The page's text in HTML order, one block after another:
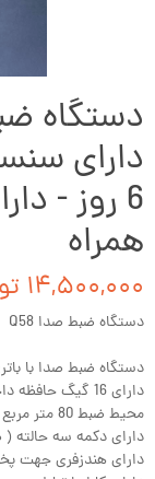
دارای
6 روز -
همراه
۱۴,۵۰۰,۰۰۰ تومان
دستگاه ضبط صدا Q58
دستگاه ضبط صدا با باتری 6 روز
دارای 16 گیگ حافظه داخلی
محیط ضبط 80 متر مربع
دارای دکمه سه حالته
دارای هندزفری جهت